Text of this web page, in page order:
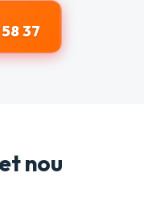
37
nou